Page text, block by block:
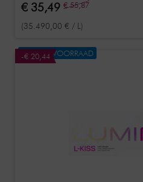
€ 35,49 € 55,87
(35.490,00 € / L)
-€ 20,44
NIET OP VOORRAAD